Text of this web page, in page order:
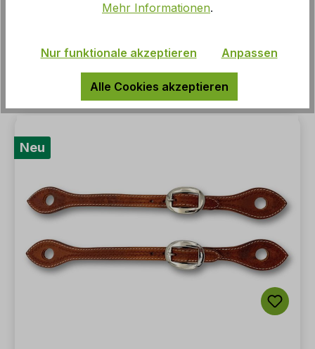
UVP:
119,95 €*
Neu
Mehr Informationen.
Nur funktionale akzeptieren Anpassen
Alle Cookies akzeptieren